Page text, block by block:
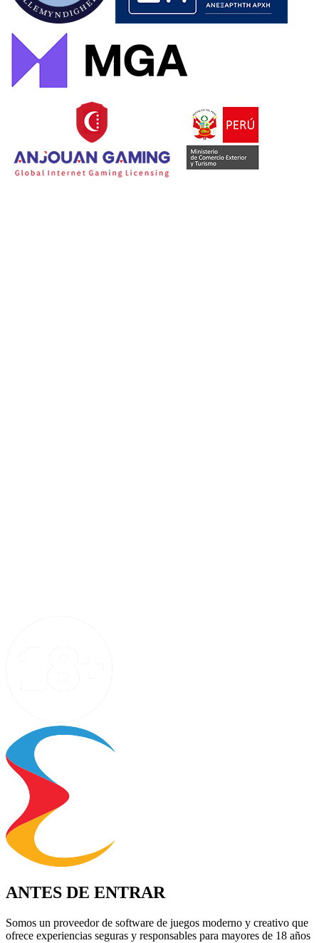
ANTES DE ENTRAR
Somos un proveedor de software de juegos moderno y creativo que
ofrece experiencias seguras y responsables para mayores de 18 años